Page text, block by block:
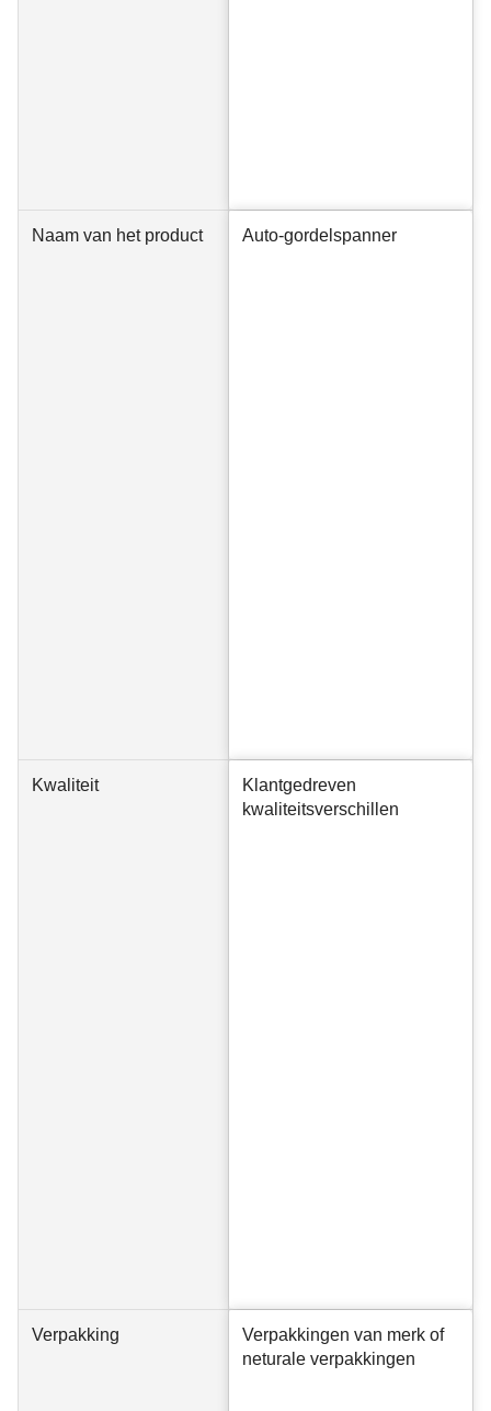
Naam van het product Auto-gordelspanner
Kwaliteit
Klantgedreven
kwaliteitsverschillen
Verpakking
Verpakkingen van merk of
neturale verpakkingen